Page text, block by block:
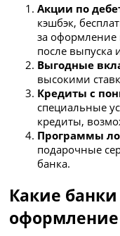
Акции по
кэшбэк,
за оформление
после выпуска
Выгодные
высокими
Кредиты с
специальные
кредиты,
Программы
подарочные
банка.
Какие